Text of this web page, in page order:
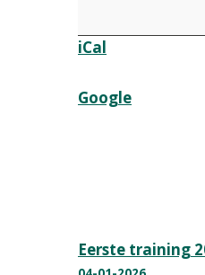
iCal
Google
Bericht
Eerste training